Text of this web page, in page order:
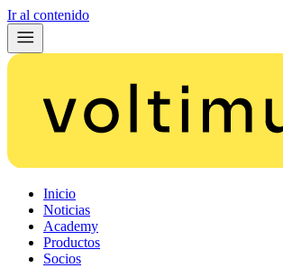
Ir al contenido
Inicio
Noticias
Academy
Productos
Socios